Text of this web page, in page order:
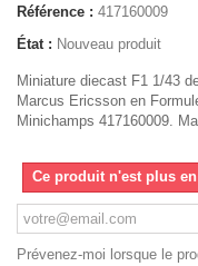
Référence : 417160009
État : Nouveau produit
Miniature diecast F1 1/43
Marcus Ericsson en
Minichamps 417160009.
Ce produit n'est plus
Prévenez-moi lorsque le